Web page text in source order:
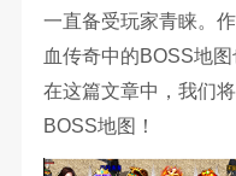
一直备受玩家青睐。
血传奇中的BOSS地
在这篇文章中，我们
BOSS地图！